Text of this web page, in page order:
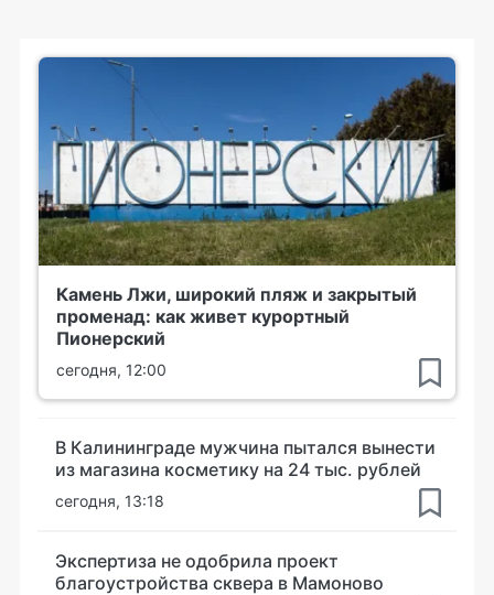
Камень Лжи, широкий пляж и закрытый
променад: как живет курортный
Пионерский
сегодня, 12:00
В Калининграде мужчина пытался вынести
из магазина косметику на 24 тыс. рублей
сегодня, 13:18
Экспертиза не одобрила проект
благоустройства сквера в Мамоново